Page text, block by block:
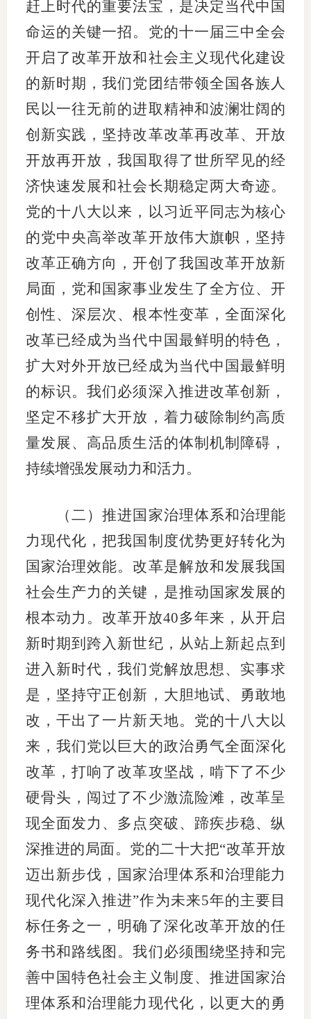
赶上时代的重要法宝，是决定当代中国
命运的关键一招。党的十一届三中全会
开启了改革开放和社会主义现代化建设
的新时期，我们党团结带领全国各族人
民以一往无前的进取精神和波澜壮阔的
创新实践，坚持改革改革再改革、开放
开放再开放，我国取得了世所罕见的经
济快速发展和社会长期稳定两大奇迹。
党的十八大以来，以习近平同志为核心
的党中央高举改革开放伟大旗帜，坚持
改革正确方向，开创了我国改革开放新
局面，党和国家事业发生了全方位、开
创性、深层次、根本性变革，全面深化
改革已经成为当代中国最鲜明的特色，
扩大对外开放已经成为当代中国最鲜明
的标识。我们必须深入推进改革创新，
坚定不移扩大开放，着力破除制约高质
量发展、高品质生活的体制机制障碍，
持续增强发展动力和活力。
（二）推进国家治理体系和治理能
力现代化，把我国制度优势更好转化为
国家治理效能。改革是解放和发展我国
社会生产力的关键，是推动国家发展的
根本动力。改革开放40多年来，从开启
新时期到跨入新世纪，从站上新起点到
进入新时代，我们党解放思想、实事求
是，坚持守正创新，大胆地试、勇敢地
改，干出了一片新天地。党的十八大以
来，我们党以巨大的政治勇气全面深化
改革，打响了改革攻坚战，啃下了不少
硬骨头，闯过了不少激流险滩，改革呈
现全面发力、多点突破、蹄疾步稳、纵
深推进的局面。党的二十大把“改革开放
迈出新步伐，国家治理体系和治理能力
现代化深入推进”作为未来5年的主要目
标任务之一，明确了深化改革开放的任
务书和路线图。我们必须围绕坚持和完
善中国特色社会主义制度、推进国家治
理体系和治理能力现代化，以更大的勇